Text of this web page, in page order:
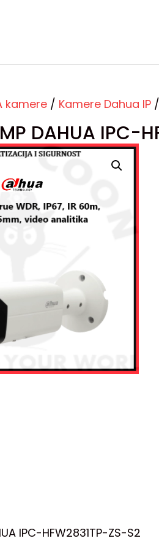
kamere / Kamere Dahua IP
DAHUA IPC-
IPC-HFW2831TP-ZS-S2